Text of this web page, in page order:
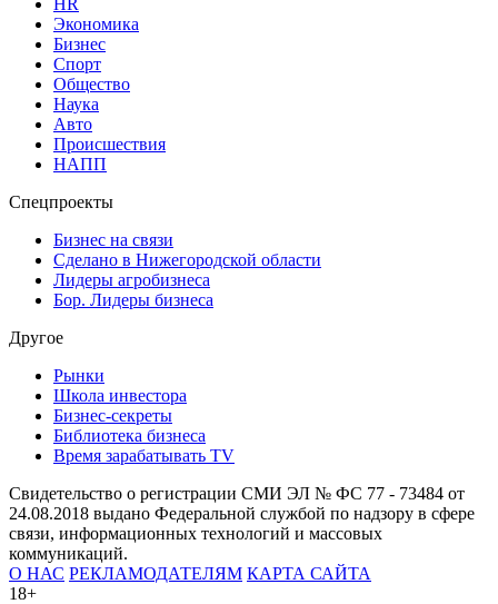
Экономика
Бизнес
Спорт
Общество
Наука
Авто
Происшествия
НАПП
Спецпроекты
Бизнес на связи
Сделано в Нижегородской области
Лидеры агробизнеса
Бор. Лидеры бизнеса
Другое
Рынки
Школа инвестора
Бизнес-секреты
Библиотека бизнеса
Время зарабатывать TV
Свидетельство о регистрации СМИ ЭЛ № ФС 77 - 73484 от
24.08.2018 выдано Федеральной службой по надзору в сфере
связи, информационных технологий и массовых
коммуникаций.
О НАС РЕКЛАМОДАТЕЛЯМ КАРТА САЙТА
18+